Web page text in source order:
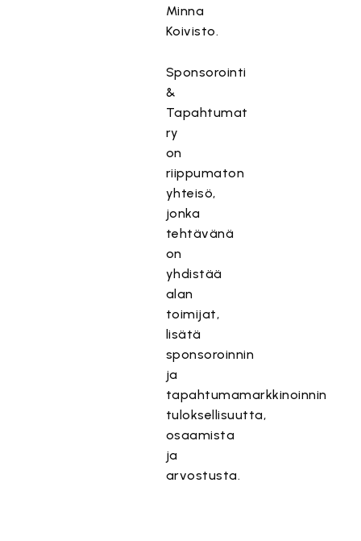
Minna
Koivisto.
Sponsorointi
&
Tapahtumat
ry
on
riippumaton
yhteisö,
jonka
tehtävänä
on
yhdistää
alan
toimijat,
lisätä
sponsoroinnin
ja
tapahtumamarkkinoinnin
tuloksellisuutta,
osaamista
ja
arvostusta.